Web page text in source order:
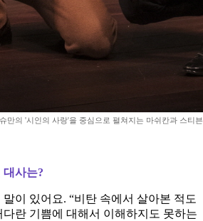
만의 '시인의 사랑'을 중심으로 펼쳐지는 마쉬칸과 스티
대사는?
이 있어요. “비탄 속에서 살아본 적도
란 기쁨에 대해서 이해하지도 못하는